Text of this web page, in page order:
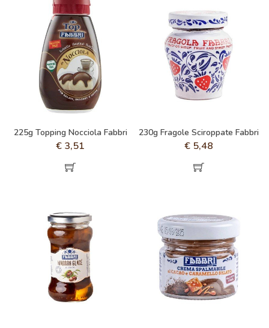
225g Topping Nocciola Fabbri
€ 3,51
230g Fragole Sciroppate Fabbri
€ 5,48